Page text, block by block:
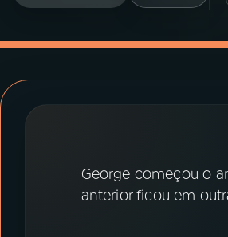
05PODCASTS
PRÊMIO RÁDIO MEC
George começou o
anterior ficou em